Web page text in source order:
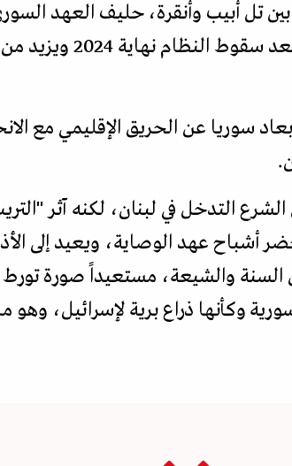
تل أبيب وأنقرة، حليف العهد
الضغط للانسحاب من
سوريا عن الحريق الإقليمي مع
التدخل في لبنان، لكنه آثر
عهد الوصاية، ويعيد إلى
والشيعة، مستعيداً صورة تورط
وكأنها ذراع برية لإسرائيل، وهو